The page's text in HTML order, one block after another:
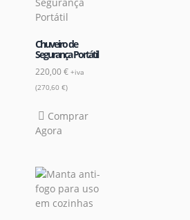
Chuveiro de
Segurança Portátil
220,00€ +iva
(270,60 €)
Comprar
Agora